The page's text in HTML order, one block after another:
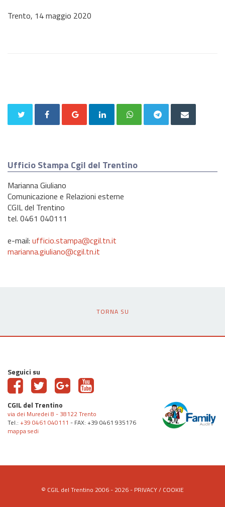
Trento, 14 maggio 2020
Ufficio Stampa Cgil del Trentino
Marianna Giuliano
Comunicazione e Relazioni esterne
CGIL del Trentino
tel. 0461 040111
e-mail: ufficio.stampa@cgil.tn.it
marianna.giuliano@cgil.tn.it
TORNA SU
Seguici su
CGIL del Trentino
via dei Muredei 8 - 38122 Trento
Tel.: +39 0461 040111 - FAX: +39 0461 935176
mappa sedi
© CGIL del Trentino 2006 - 2026 - PRIVACY/ COOKIE